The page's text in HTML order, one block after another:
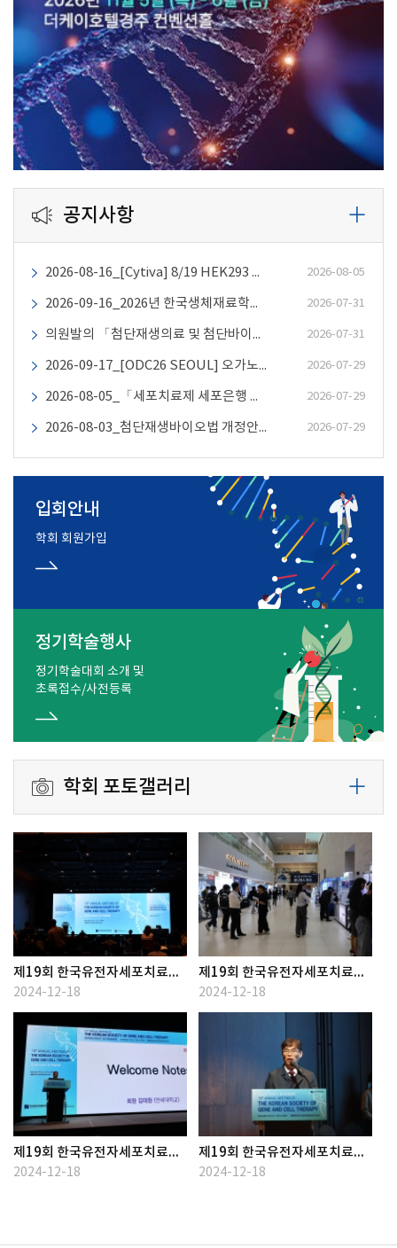
공지사항
2026-08-16_[Cytiva] 8/19 HEK293 기반 부착세포 공정 scale-up 전략 웨비나 2026-08-05
2026-09-16_2026년 한국생체재료학회 30주년 국제학술대회 및 교육심포지엄 2026-07-31
의원발의 「첨단재생의료 및 첨단바이오의약품 안전 및 지원에 관한 법률」 일부개정법률안 의견조회 (이수진 의원) 2026-07-31
2026-09-17_[ODC26 SEOUL] 오가노이드 디벨로퍼 컨퍼런스 개최 안내 2026-07-29
2026-08-05_「세포치료제 세포은행 평가 가이드라인(민원인 안내서)」개정(안) 의견조회 2026-07-29
2026-08-03_첨단재생바이오법 개정안(박희승의원 발의) 의견조회 2026-07-29
입회안내
학회 회원가입
정기학술행사
정기학술대회 소개 및
초록접수/사전등록
학회 포토갤러리
제19회 한국유전자세포치료학회 정기학술대회
2024-12-18
제19회 한국유전자세포치료학회 정기학술대회
2024-12-18
제19회 한국유전자세포치료학회 정기학술대회
2024-12-18
제19회 한국유전자세포치료학회 정기학술대회
2024-12-18